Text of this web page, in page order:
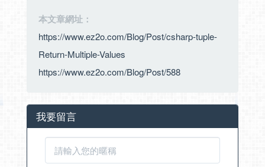
本文章網址：
https://www.ez2o.com/Blog/Post/csharp-tuple-
Return-Multiple-Values
https://www.ez2o.com/Blog/Post/588
我要留言